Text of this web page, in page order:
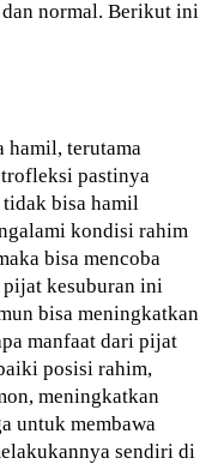
normal. Berikut ini
hamil, terutama
pastinya
bisa hamil
kondisi rahim
bisa mencoba
kesuburan ini
bisa meningkatkan
manfaat dari pijat
posisi rahim,
meningkatkan
untuk membawa
sendiri di